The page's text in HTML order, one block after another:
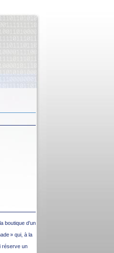
boutique d’un
» qui, à la
réserve un